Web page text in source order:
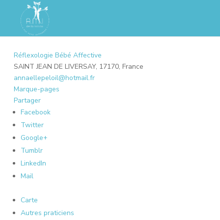
Réflexologie Bébé Affective
SAINT JEAN DE LIVERSAY, 17170, France
annaellepeloil@hotmail.fr
Marque-pages
Partager
Facebook
Twitter
Google+
Tumblr
LinkedIn
Mail
Carte
Autres praticiens